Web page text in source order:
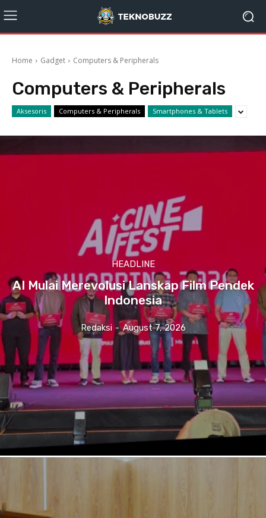
Home Gadget Computers & Peripherals
Computers & Peripherals
Aksesoris Computers & Peripherals Smartphones & Tablets
HEADLINE
AI Mulai Merevolusi Lanskap Film Pendek
Indonesia
Redaksi - August 7, 2026